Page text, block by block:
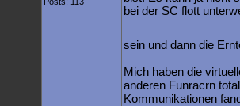
bei der SC flott
sein und dann die
Mich haben die
anderen Funracrn
Kommunikationen